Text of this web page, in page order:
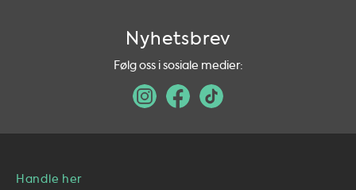
Nyhetsbrev
Følg oss i sosiale medier:
Handle her